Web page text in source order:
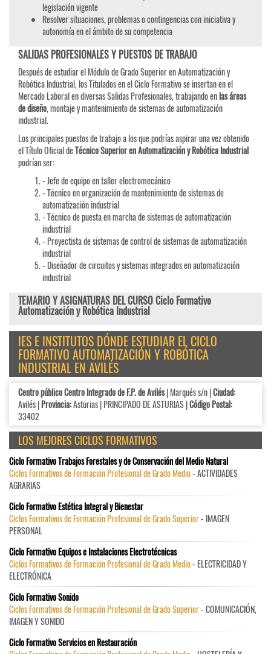
legislación vigente
Resolver situaciones, problemas o contingencias con iniciativa y
autonomía en el ámbito de su competencia
SALIDAS PROFESIONALES Y PUESTOS DE TRABAJO
Después de estudiar el Módulo de Grado Superior en Automatización y
Robótica Industrial, los Titulados en el Ciclo Formativo se insertan en el
Mercado Laboral en diversas Salidas Profesionales, trabajando enlas áreas
de diseño, montaje y mantenimiento de sistemas de automatización
industrial.
Los principales puestos de trabajo a los que podrías aspirar una vez obtenido
el Título Oficial deTécnico Superior en Automatización y Robótica Industrial
podrían ser:
- Jefe de equipo en taller electromecánico
- Técnico en organización de mantenimiento de sistemas de
automatización industrial
- Técnico de puesta en marcha de sistemas de automatización
industrial
- Proyectista de sistemas de control de sistemas de automatización
industrial
- Diseñador de circuitos y sistemas integrados en automatización
industrial
TEMARIO Y ASIGNATURAS DEL CURSO Ciclo Formativo
Automatización y Robótica Industrial
IES E INSTITUTOS DÓNDE ESTUDIAR EL CICLO
FORMATIVO AUTOMATIZACIÓN Y ROBÓTICA
INDUSTRIAL EN AVILÉS
Centro público Centro Integrado de F.P. de Avilés| Marqués s/n |Ciudad:
Avilés |Provincia:Asturias | PRINCIPADO DE ASTURIAS |Código Postal:
33402
LOS MEJORES CICLOS FORMATIVOS
Ciclo Formativo Trabajos Forestales y de Conservación del Medio Natural
Ciclos Formativos de Formación Profesional de Grado Medio- ACTIVIDADES
AGRARIAS
Ciclo Formativo Estética Integral y Bienestar
Ciclos Formativos de Formación Profesional de Grado Superior- IMAGEN
PERSONAL
Ciclo Formativo Equipos e Instalaciones Electrotécnicas
Ciclos Formativos de Formación Profesional de Grado Medio- ELECTRICIDAD Y
ELECTRÓNICA
Ciclo Formativo Sonido
Ciclos Formativos de Formación Profesional de Grado Superior- COMUNICACIÓN,
IMAGEN Y SONIDO
Ciclo Formativo Servicios en Restauración